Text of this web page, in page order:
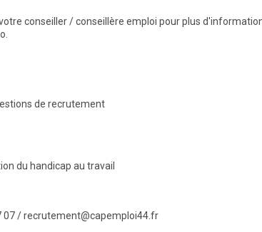
conseiller / conseillère emploi pour plus
de recrutement
du handicap au travail
07 / recrutement@capemploi44.fr